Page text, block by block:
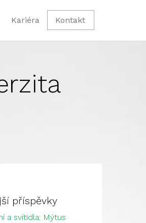
Kariéra Kontakt
příspěvky
a svítidla: Mýtus